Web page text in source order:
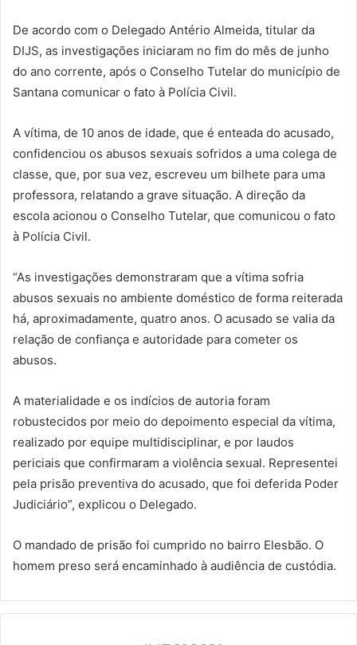
De acordo com o Delegado Antério Almeida, titular da
DIJS, as investigações iniciaram no fim do mês de junho
do ano corrente, após o Conselho Tutelar do município de
Santana comunicar o fato à Polícia Civil.
A vítima, de 10 anos de idade, que é enteada do acusado,
confidenciou os abusos sexuais sofridos a uma colega de
classe, que, por sua vez, escreveu um bilhete para uma
professora, relatando a grave situação. A direção da
escola acionou o Conselho Tutelar, que comunicou o fato
à Polícia Civil.
“As investigações demonstraram que a vítima sofria
abusos sexuais no ambiente doméstico de forma reiterada
há, aproximadamente, quatro anos. O acusado se valia da
relação de confiança e autoridade para cometer os
abusos.
A materialidade e os indícios de autoria foram
robustecidos por meio do depoimento especial da vítima,
realizado por equipe multidisciplinar, e por laudos
periciais que confirmaram a violência sexual. Representei
pela prisão preventiva do acusado, que foi deferida Poder
Judiciário”, explicou o Delegado.
O mandado de prisão foi cumprido no bairro Elesbão. O
homem preso será encaminhado à audiência de custódia.